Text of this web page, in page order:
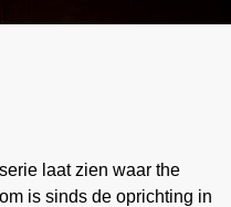
laat zien waar the
is sinds de oprichting in